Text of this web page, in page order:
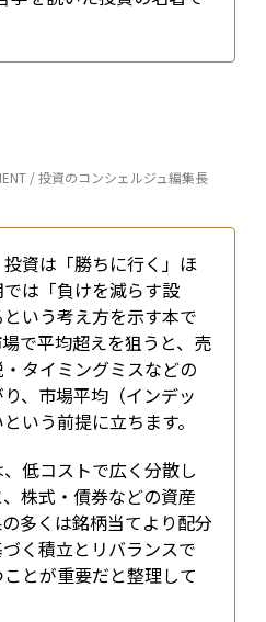
/ 投資のコンシェルジュ編集長
投資は「勝ちに行く」ほ
は「負けを減らす設
いう考え方を示す本で
で平均超えを狙うと、売
タイミングミスなどの
、市場平均（インデッ
いう前提に立ちます。
低コストで広く分散し
株式・債券などの資産
多くは銘柄当てより配分
く積立とリバランスで
とが重要だと整理して